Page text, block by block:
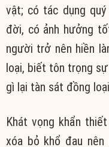
vật; có tác dụng
đời, có ảnh hưởng
người trở nên hiền
loại, biết tôn trọng
gì lại tàn sát đồng
Khát vọng khẩn
xóa bỏ khổ đau